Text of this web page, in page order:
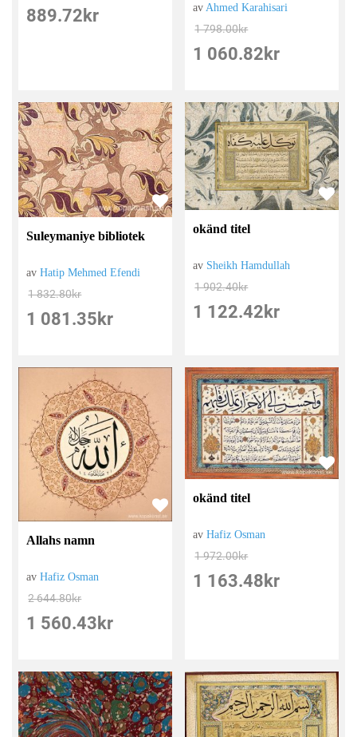
889.72 kr av Ahmed Karahisari
1 798.00kr
1 060.82 kr
Suleymaniye bibliotek
avHatip Mehmed Efendi
1 832.80kr
1 081.35 kr
okänd titel
av Sheikh Hamdullah
1 902.40kr
1 122.42 kr
Allahs namn
avHafiz Osman
2 644.80kr
1 560.43 kr
okänd titel
avHafiz Osman
1 972.00kr
1 163.48 kr